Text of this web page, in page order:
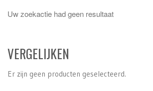
Uw zoekactie had geen resultaat
VERGELIJKEN
Er zijn geen producten geselecteerd.